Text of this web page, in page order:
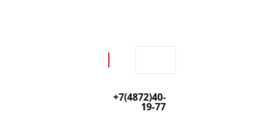
+7(4872)40-
19-77